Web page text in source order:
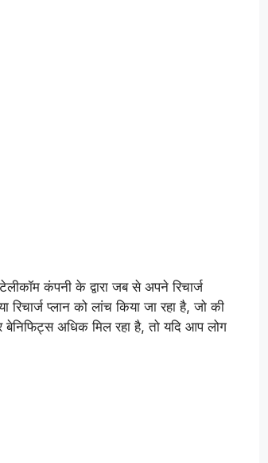
कंपनी के द्वारा जब से अपने रिचार्ज
रिचार्ज प्लान को लांच किया जा रहा है, जो की
बेनिफिट्स अधिक मिल रहा है, तो यदि आप लोग